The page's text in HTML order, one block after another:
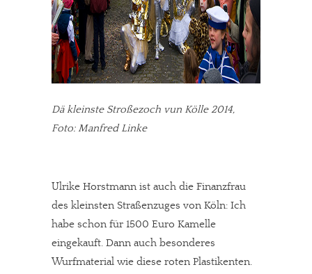
Dä kleinste Stroßezoch vun Kölle 2014,
Foto: Manfred Linke
Ulrike Horstmann ist auch die Finanzfrau
des kleinsten Straßenzuges von Köln: Ich
habe schon für 1500 Euro Kamelle
eingekauft. Dann auch besonderes
Wurfmaterial wie diese roten Plastikenten.